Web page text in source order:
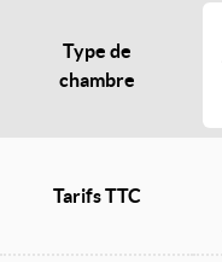
Type de
chambre
Tarifs TTC